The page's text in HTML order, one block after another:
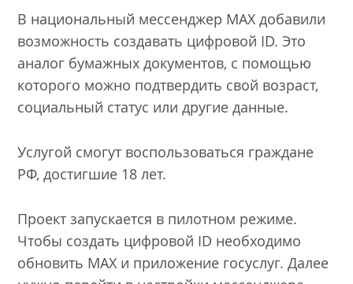
В национальный мессенджер MAX добавили
возможность создавать цифровой ID. Это
аналог бумажных документов, с помощью
которого можно подтвердить свой возраст,
социальный статус или другие данные.
Услугой смогут воспользоваться граждане
РФ, достигшие 18 лет.
Проект запускается в пилотном режиме.
Чтобы создать цифровой ID необходимо
обновить MAX и приложение госуслуг. Далее